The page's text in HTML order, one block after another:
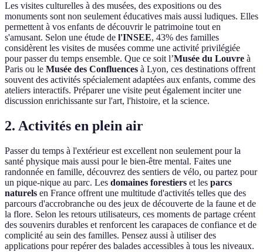
Les visites culturelles à des musées, des expositions ou des
monuments sont non seulement éducatives mais aussi ludiques. Elles
permettent à vos enfants de découvrir le patrimoine tout en
s'amusant. Selon une étude de l'INSEE, 43% des familles
considèrent les visites de musées comme une activité privilégiée
pour passer du temps ensemble. Que ce soit l’Musée du Louvre à
Paris ou le Musée des Confluences à Lyon, ces destinations offrent
souvent des activités spécialement adaptées aux enfants, comme des
ateliers interactifs. Préparer une visite peut également inciter une
discussion enrichissante sur l'art, l'histoire, et la science.
2. Activités en plein air
Passer du temps à l'extérieur est excellent non seulement pour la
santé physique mais aussi pour le bien-être mental. Faites une
randonnée en famille, découvrez des sentiers de vélo, ou partez pour
un pique-nique au parc. Les domaines forestiers et les parcs
naturels en France offrent une multitude d'activités telles que des
parcours d'accrobranche ou des jeux de découverte de la faune et de
la flore. Selon les retours utilisateurs, ces moments de partage créent
des souvenirs durables et renforcent les carapaces de confiance et de
complicité au sein des familles. Pensez aussi à utiliser des
applications pour repérer des balades accessibles à tous les niveaux.